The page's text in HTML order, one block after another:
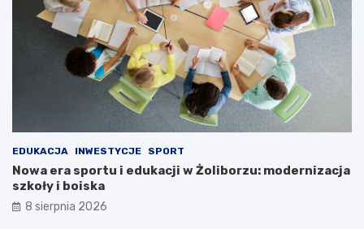
EDUKACJA INWESTYCJE SPORT
Nowa era sportu i edukacji w Żoliborzu: modernizacja
szkoły i boiska
8 sierpnia 2026